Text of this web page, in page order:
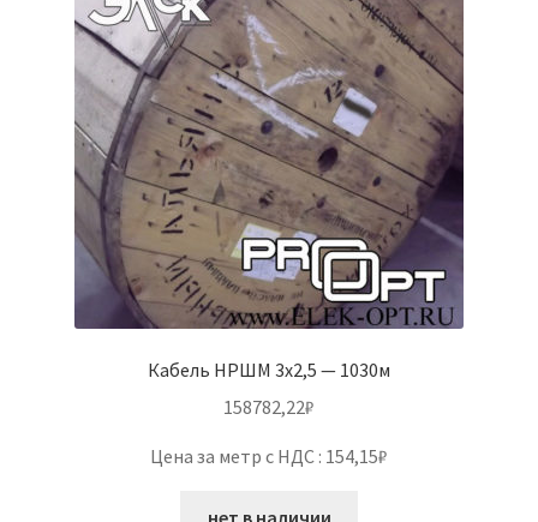
Кабель НРШМ 3х2,5 — 1030м
158782,22₽
Цена за метр с НДС : 154,15₽
нет в наличии